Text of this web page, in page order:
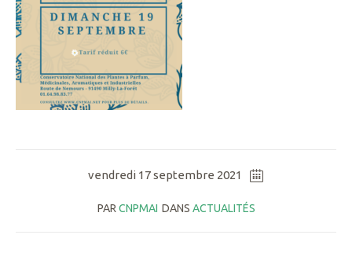
vendredi 17 septembre 2021
PARCNPMAI DANS ACTUALITÉS